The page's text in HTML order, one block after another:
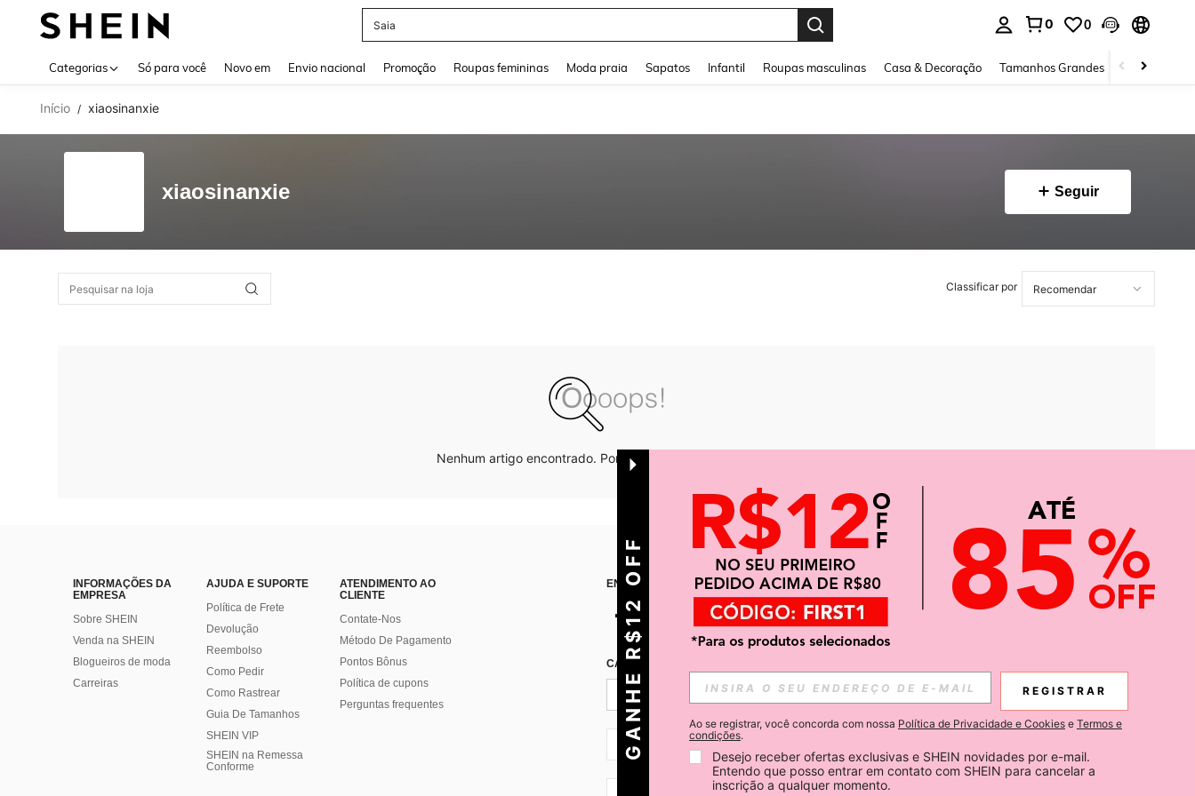
Saia
0 0
Categorias Só para você Novo em Envio nacional Promoção Roupas femininas Moda praia Sapatos Infantil Roupas masculinas Casa & Decoração Tamanhos Grandes Joias e
Início / xiaosinanxie
xiaosinanxie Seguir
Classificar por
Nenhum artigo encontrado. Por favor tente outras opções.
INFORMAÇÕES DA
EMPRESA
Sobre SHEIN
Venda na SHEIN
Blogueiros de moda
Carreiras
AJUDA E SUPORTE
Política de Frete
Devolução
Reembolso
Como Pedir
Como Rastrear
Guia De Tamanhos
SHEIN VIP
SHEIN na Remessa
Conforme
ATENDIMENTO AO
CLIENTE
Contate-Nos
Método De Pagamento
Pontos Bônus
Política de cupons
Perguntas frequentes
ENCONTRE-NOS EM APP
CADASTRE-SE PARA RECEBER NOTÍCIAS SOBRE SHEIN.
Inscreva-se
BR + 55
GANHE R$12 OFF REGISTRAR
Ao se registrar, você concorda com nossa Política de Privacidade e Cookies e Termos e
condições.
Desejo receber ofertas exclusivas e SHEIN novidades por e-mail.
Entendo que posso entrar em contato com SHEIN para cancelar a
inscrição a qualquer momento.